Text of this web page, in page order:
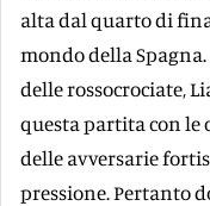
alta dal quarto di
mondo della
delle rossocrociate,
questa partita con le
delle avversarie
pressione. Pertanto